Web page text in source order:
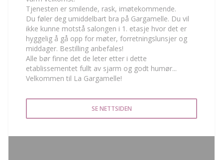
Tjenesten er smilende, rask, imøtekommende.
Du føler deg umiddelbart bra på Gargamelle. Du vil
ikke kunne motstå salongen i 1. etasje hvor det er
hyggelig å gå opp for møter, forretningslunsjer og
middager. Bestilling anbefales!
Alle bør finne det de leter etter i dette
etablissementet fullt av sjarm og godt humør...
Velkommen til La Gargamelle!
SE NETTSIDEN